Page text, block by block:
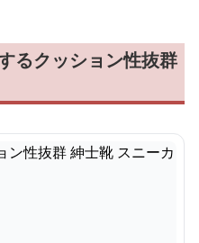
るクッション性抜群